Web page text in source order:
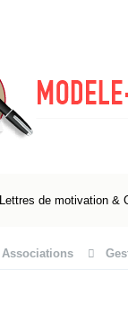
Lettres de motivation &
Associations